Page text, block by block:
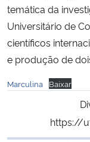
Secretaria de Governo
Gabinete de Segurança
Banco Central do Brasil
temática da
Universitário de
científicos
e produção de
Marculina Baixar
https://